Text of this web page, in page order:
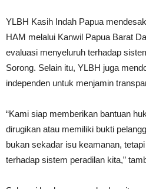
YLBH Kasih Indah Papua
HAM melalui Kanwil Papua Barat
evaluasi menyeluruh terhadap
Sorong. Selain itu, YLBH juga
independen untuk menjamin
“Kami siap memberikan bantuan
dirugikan atau memiliki bukti
bukan sekadar isu keamanan,
terhadap sistem peradilan kita,”